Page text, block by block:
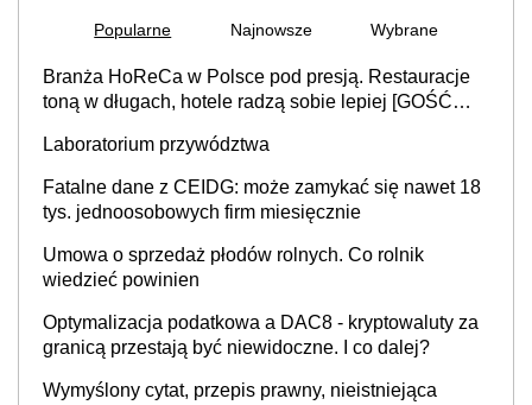
Popularne Najnowsze Wybrane
Branża HoReCa w Polsce pod presją. Restauracje
toną w długach, hotele radzą sobie lepiej [GOŚĆ
Laboratorium przywództwa
Fatalne dane z CEIDG: może zamykać się nawet 18
tys. jednoosobowych firm miesięcznie
Umowa o sprzedaż płodów rolnych. Co rolnik
wiedzieć powinien
Optymalizacja podatkowa a DAC8 - kryptowaluty za
granicą przestają być niewidoczne. I co dalej?
Wymyślony cytat, przepis prawny, nieistniejąca